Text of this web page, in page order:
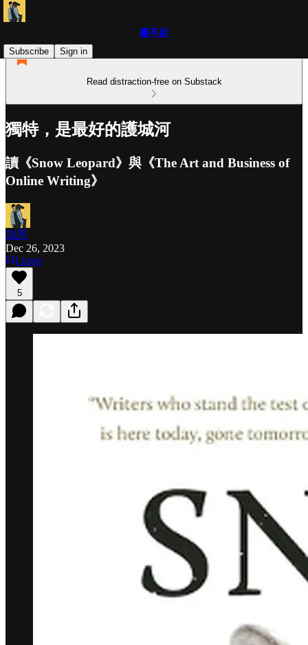
書不起
Subscribe
Sign in
Read distraction-free on Substack
獨特，是最好的護城河
讀《Snow Leopard》與《The Art and Business of
Online Writing》
加恩
Dec 26, 2023
Listen
5